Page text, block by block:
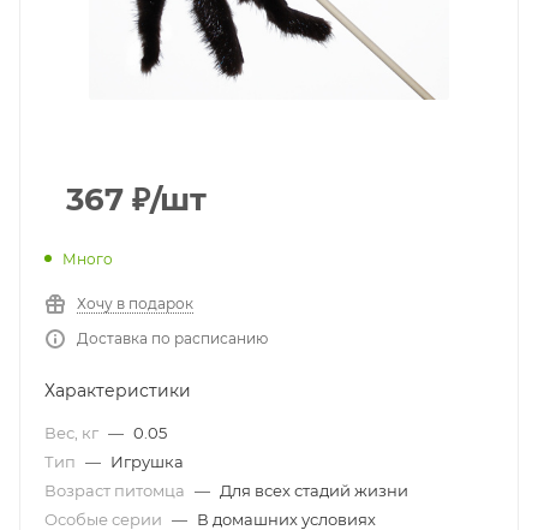
367 ₽/шт
Много
Хочу в подарок
Доставка по расписанию
Характеристики
Вес, кг — 0.05
Тип — Игрушка
Возраст питомца — Для всех стадий жизни
Особые серии — В домашних условиях